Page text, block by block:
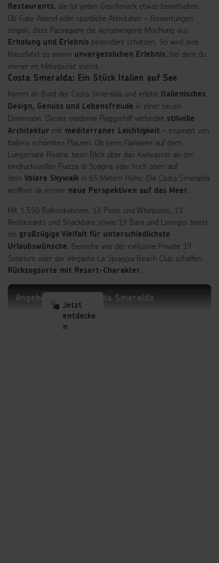
Restaurants, die für jeden Geschmack etwas bereithalten.
Ob Gala-Abend oder sportliche Aktivitäten – Bewertungen
zeigen, dass Passagiere die ausgewogene Mischung aus
Erholung und Erlebnis besonders schätzen. So wird jede
Kreuzfahrt zu einem unvergesslichen Erlebnis, bei dem du
immer im Mittelpunkt stehst.
Costa Smeralda: Ein Stück Italien auf See
Komm an Bord der Costa Smeralda und erlebe italienisches
Design, Genuss und Lebensfreude in einer neuen
Dimension. Dieses moderne Flaggschiff verbindet stilvolle
Architektur mit mediterraner Leichtigkeit – inspiriert von
Italiens schönsten Plätzen. Ob beim Flanieren auf dem
Lungomare Riviera, beim Blick über das Kielwasser an der
eindrucksvollen Piazza di Spagna oder hoch oben auf
dem Volare Skywalk in 65 Metern Höhe: Die Costa Smeralda
eröffnet dir immer neue Perspektiven auf das Meer.
Mit 1.550 Balkonkabinen, 13 Pools und Whirlpools, 11
Restaurants und Snackbars sowie 19 Bars und Lounges bietet
sie großzügige Vielfalt für unterschiedlichste
Urlaubswünsche. Bereiche wie der exklusive Private 19
Solarium oder der elegante La Spiaggia Beach Club schaffen
Rückzugsorte mit Resort-Charakter.
Angebote mit der Costa Smeralda
Jetzt
entdecke
n